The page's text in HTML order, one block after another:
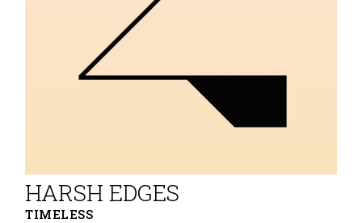
TIMELESS
HARSH EDGES